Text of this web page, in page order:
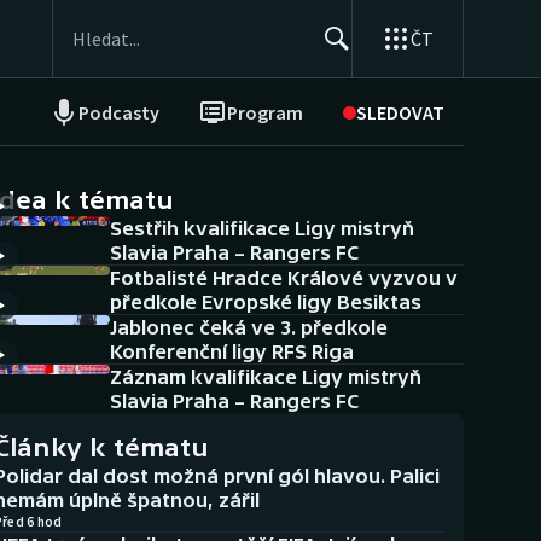
ČT
Podcasty Program SLEDOVAT
NEPŘEHLÉDNĚTE
Historické návraty
Aplikace ČT sport
AZ kvíz
k tématu
Sestřih kvalifikace Ligy mistryň
Slavia Praha – Rangers FC
Fotbalisté Hradce Králové vyzvou v
předkole Evropské ligy Besiktas
Jablonec čeká ve 3. předkole
Konferenční ligy RFS Riga
Záznam kvalifikace Ligy mistryň
Slavia Praha – Rangers FC
k tématu
dal dost možná první gól hlavou. Palici
úplně špatnou, zářil
6 hod